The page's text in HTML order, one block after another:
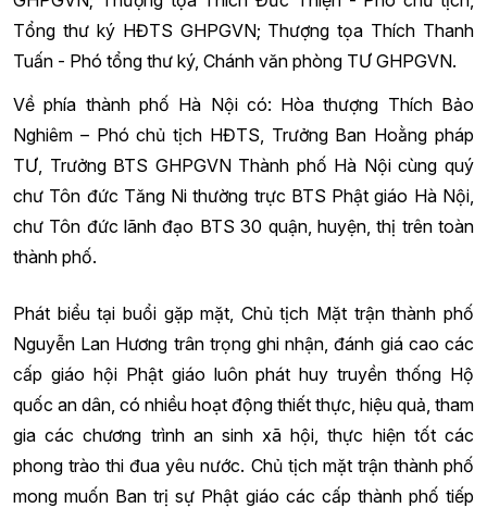
Tổng thư ký HĐTS GHPGVN; Thượng tọa Thích Thanh
Tuấn - Phó tổng thư ký, Chánh văn phòng TƯ GHPGVN.
Về phía thành phố Hà Nội có: Hòa thượng Thích Bảo
Nghiêm – Phó chủ tịch HĐTS, Trưởng Ban Hoằng pháp
TƯ, Trưởng BTS GHPGVN Thành phố Hà Nội cùng quý
chư Tôn đức Tăng Ni thường trực BTS Phật giáo Hà Nội,
chư Tôn đức lãnh đạo BTS 30 quận, huyện, thị trên toàn
thành phố.
Phát biểu tại buổi gặp mặt, Chủ tịch Mặt trận thành phố
Nguyễn Lan Hương trân trọng ghi nhận, đánh giá cao các
cấp giáo hội Phật giáo luôn phát huy truyền thống Hộ
quốc an dân, có nhiều hoạt động thiết thực, hiệu quả, tham
gia các chương trình an sinh xã hội, thực hiện tốt các
phong trào thi đua yêu nước. Chủ tịch mặt trận thành phố
mong muốn Ban trị sự Phật giáo các cấp thành phố tiếp